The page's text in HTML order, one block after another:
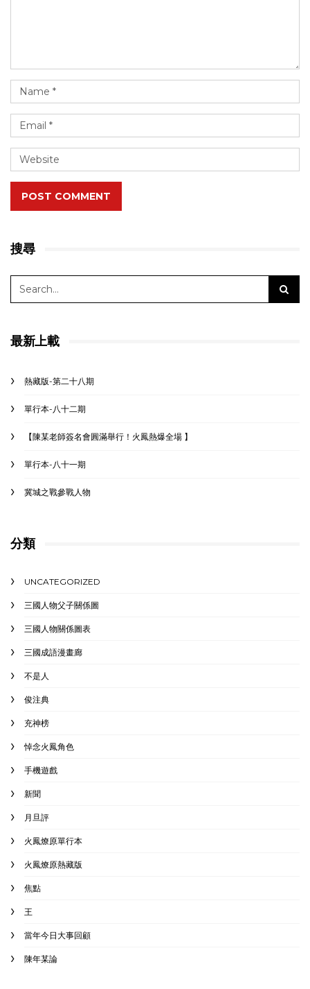
POST COMMENT
搜尋
最新上載
熱藏版-第二十八期
單行本-八十二期
【陳某老師簽名會圓滿舉行！火鳳熱爆全場 】
單行本-八十一期
冀城之戰參戰人物
分類
UNCATEGORIZED
三國人物父子關係圖
三國人物關係圖表
三國成語漫畫廊
不是人
俊注典
充神榜
悼念火鳳角色
手機遊戲
新聞
月旦評
火鳳燎原單行本
火鳳燎原熱藏版
焦點
王
當年今日大事回顧
陳年某論